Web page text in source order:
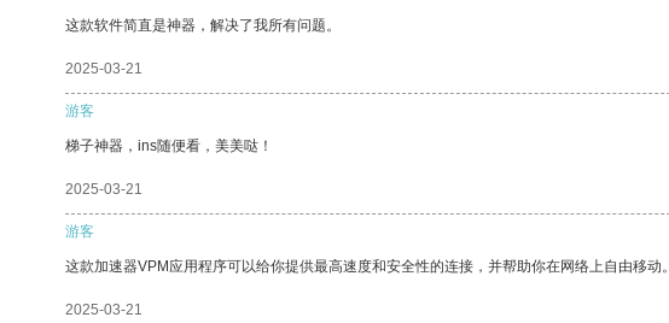
这款软件简直是神器，解决了我所有问题。
2025-03-21
游客
梯子神器，ins随便看，美美哒！
2025-03-21
游客
这款加速器VPM应用程序可以给你提供最高速度和安全性的连接，并帮助你在网络上自由移动。
2025-03-21